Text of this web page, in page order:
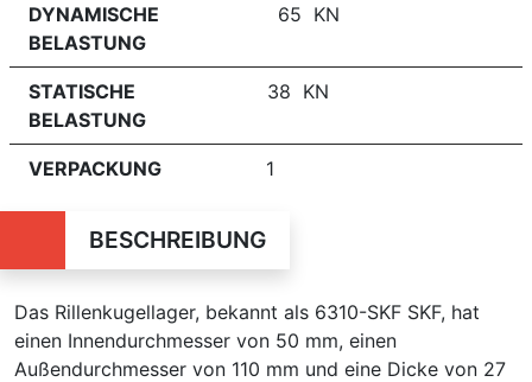
DYNAMISCHE
BELASTUNG
65 KN
STATISCHE
BELASTUNG
38 KN
VERPACKUNG 1
BESCHREIBUNG
Das Rillenkugellager, bekannt als 6310-SKF SKF, hat
einen Innendurchmesser von 50 mm, einen
Außendurchmesser von 110 mm und eine Dicke von 27